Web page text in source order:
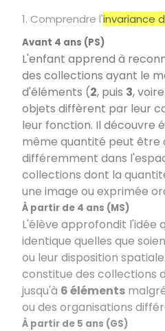
1. Comprendre l'invariance
Avant 4 ans (PS)
L'enfant apprend à
des collections ayant le
d'éléments (2, puis 3, voire
objets diffèrent par leur
leur fonction. Il découvre
même quantité peut être
différemment dans
collections dont la
une image ou exprimée
À partir de 4 ans (MS)
L'élève approfondit l'idée
identique quelles que
ou leur disposition
constitue des collections
jusqu'à 6 éléments
ou des organisations
À partir de 5 ans (GS)